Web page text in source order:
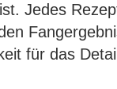
Jedes
für das